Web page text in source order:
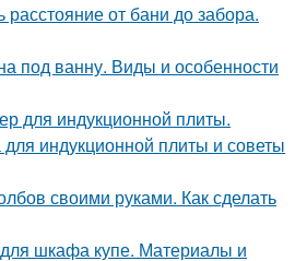
от бани до забора.
под ванну. Виды и особенности
для индукционной плиты.
для индукционной плиты и советы
своими руками. Как сделать
для шкафа купе. Материалы и